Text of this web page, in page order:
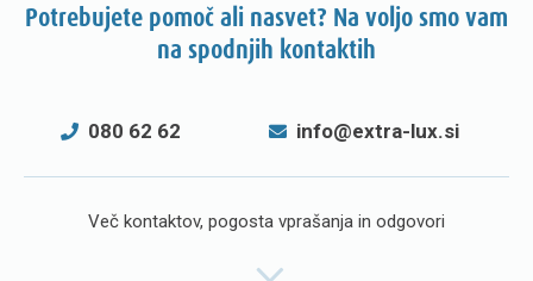
Potrebujete pomoč ali nasvet? Na voljo smo vam
na spodnjih kontaktih
080 62 62 info@extra-lux.si
Več kontaktov, pogosta vprašanja in odgovori